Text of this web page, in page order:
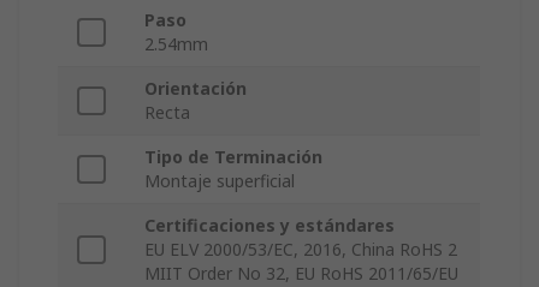
Paso
2.54mm
Orientación
Recta
Tipo de Terminación
Montaje superficial
Certificaciones y estándares
EU ELV 2000/53/EC, 2016, China RoHS 2
MIIT Order No 32, EU RoHS 2011/65/EU